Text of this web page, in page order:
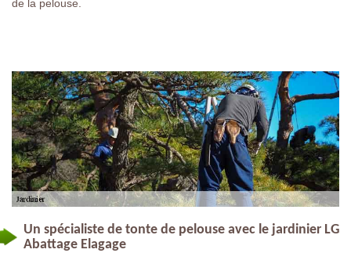
de la pelouse.
Un spécialiste de tonte de pelouse avec le jardinier LG
Abattage Elagage